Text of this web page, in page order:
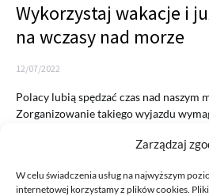
Zarządzaj
W celu świadczenia usług na najwyższym
internetowej korzystamy z plików cookies.
Wykorzystaj wakacje i
na wczasy nad morze
12/07/2022
Polacy lubią spędzać czas nad naszym
Zorganizowanie takiego wyjazdu
READ MORE